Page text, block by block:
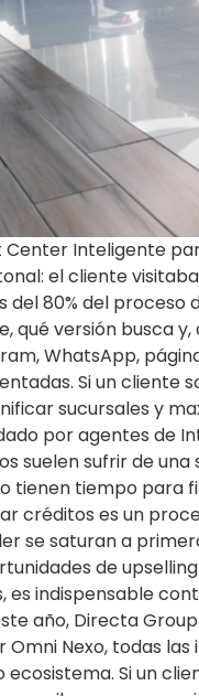
Inteligente
el cliente
80% del
qué versión busca
WhatsApp,
Si un cliente
sucursales y
por agentes de
suelen sufrir de
tienen tiempo para
créditos es un
se saturan a
de
es indispensable
año, Directa
Nexo, todas
Si un